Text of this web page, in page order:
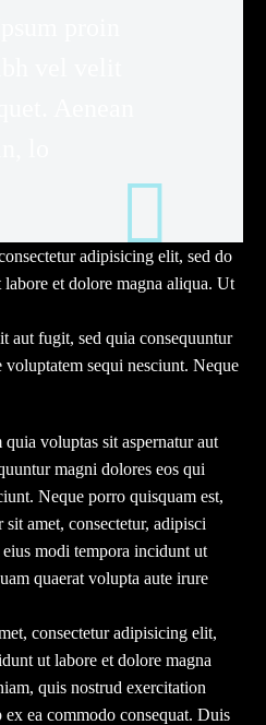
adipisicing elit, sed do
et dolore magna aliqua. Ut
aut fugit, sed quia consequuntur
sequi nesciunt. Neque
voluptas sit aspernatur aut
magni dolores eos qui
Neque porro quisquam est,
amet, consectetur, adipisci
modi tempora incidunt ut
quaerat volupta aute irure
consectetur adipisicing elit,
ut labore et dolore magna
quis nostrud exercitation
ea commodo consequat. Duis